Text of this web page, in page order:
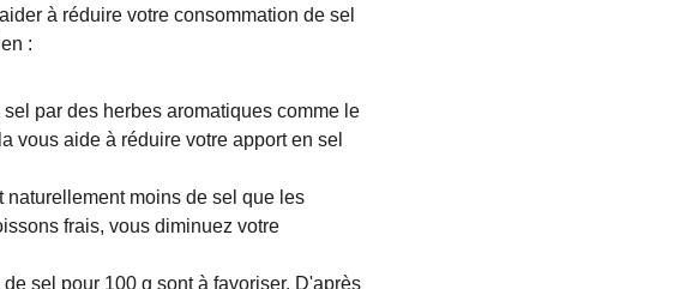
à réduire votre consommation de sel
:
par des herbes aromatiques comme le
vous aide à réduire votre apport en sel
naturellement moins de sel que les
frais, vous diminuez votre
sel pour 100 g sont à favoriser. D'après